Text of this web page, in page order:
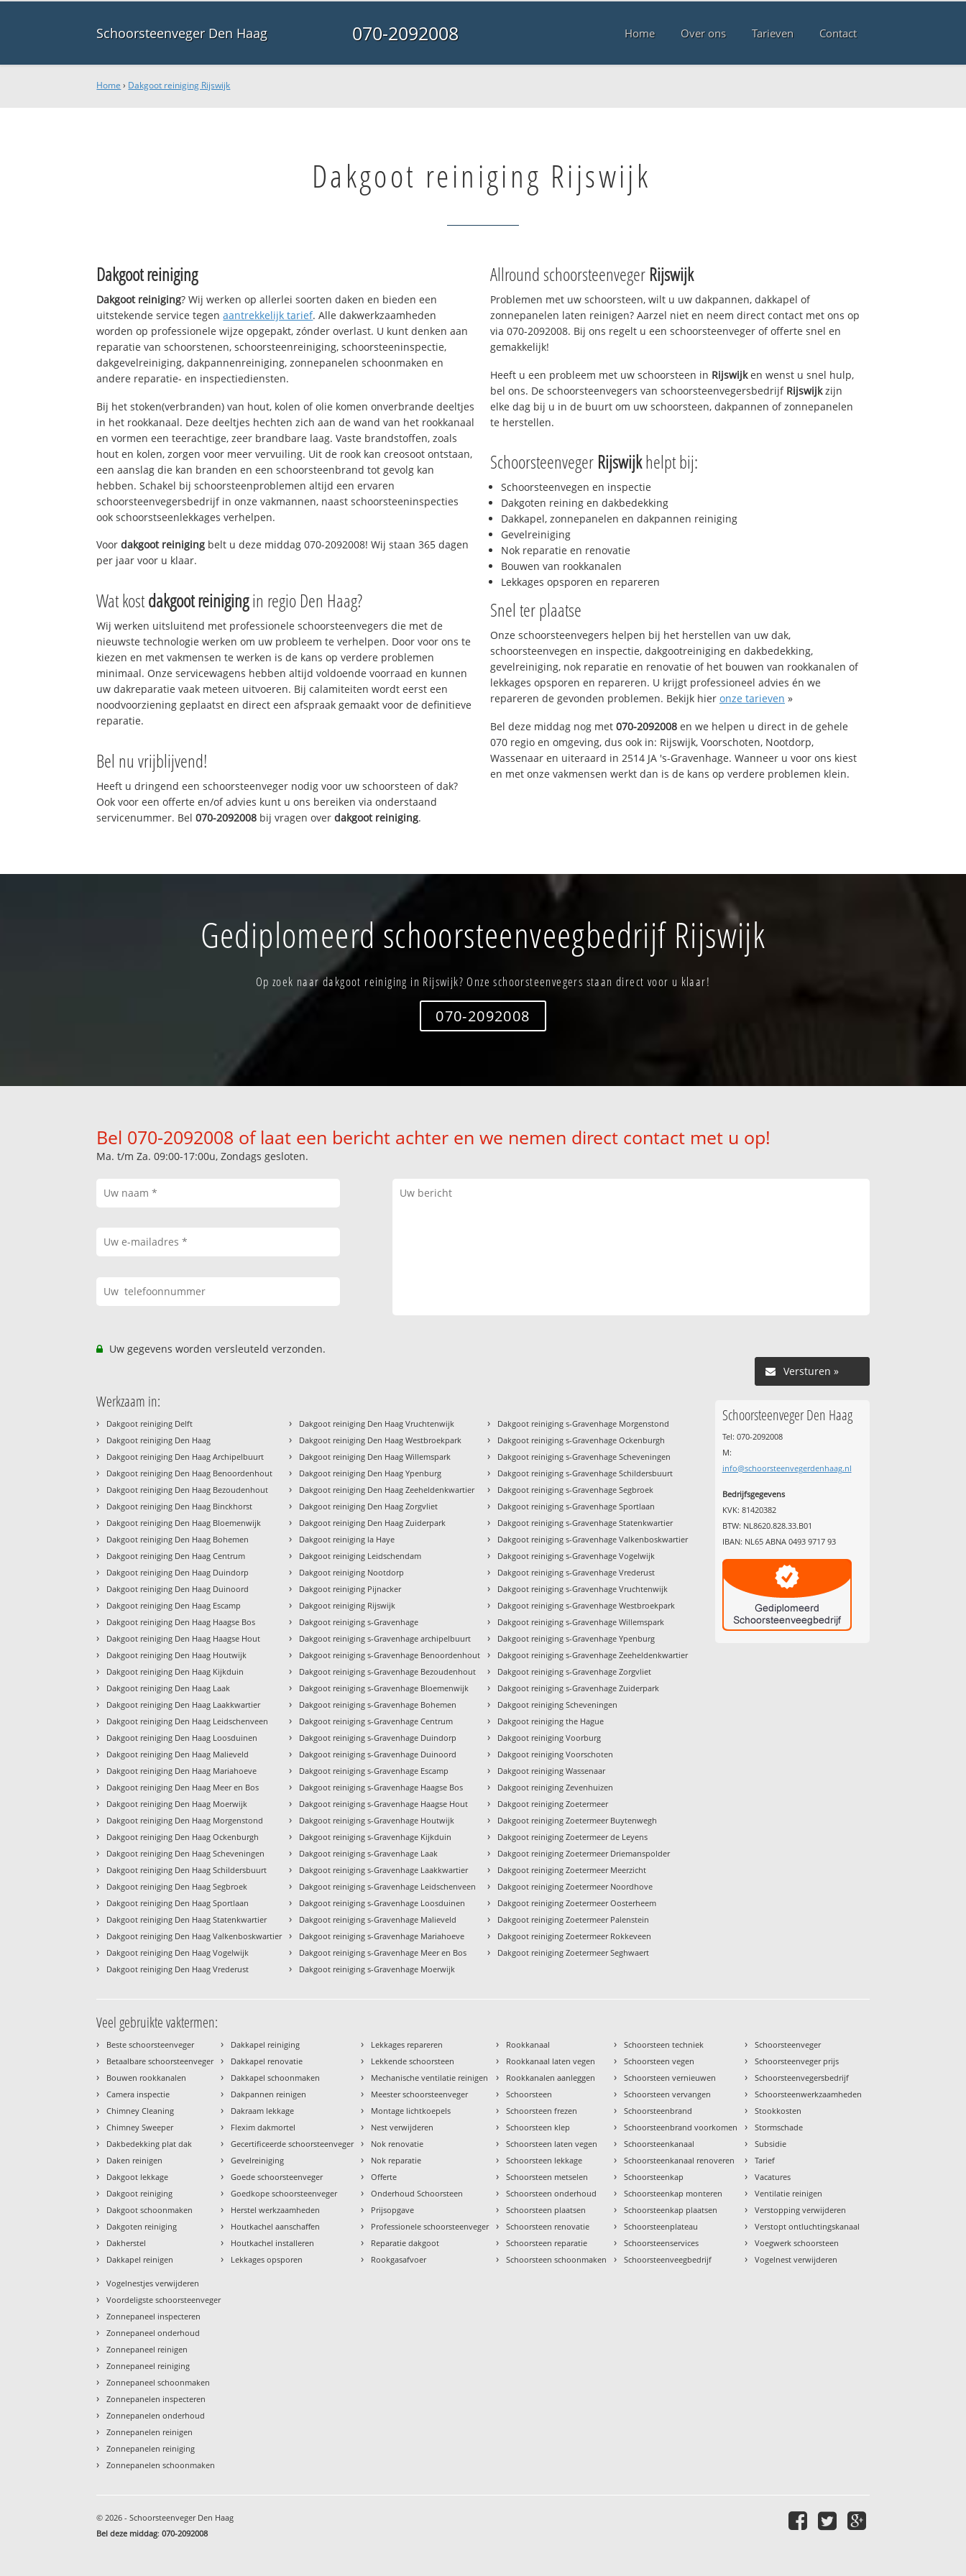
Schoorsteenveger Den Haag 070-2092008 Home Over ons Tarieven Contact
Home › Dakgoot reiniging Rijswijk
Dakgoot reiniging Rijswijk
Dakgoot reiniging
Dakgoot reiniging? Wij werken op allerlei soorten daken en bieden een
uitstekende service tegenaantrekkelijk tarief. Alle dakwerkzaamheden
worden op professionele wijze opgepakt, zónder overlast. U kunt denken aan
reparatie van schoorstenen, schoorsteenreiniging, schoorsteeninspectie,
dakgevelreiniging, dakpannenreiniging, zonnepanelen schoonmaken en
andere reparatie- en inspectiediensten.
Bij het stoken(verbranden) van hout, kolen of olie komen onverbrande deeltjes
in het rookkanaal. Deze deeltjes hechten zich aan de wand van het rookkanaal
en vormen een teerachtige, zeer brandbare laag. Vaste brandstoffen, zoals
hout en kolen, zorgen voor meer vervuiling. Uit de rook kan creosoot ontstaan,
een aanslag die kan branden en een schoorsteenbrand tot gevolg kan
hebben. Schakel bij schoorsteenproblemen altijd een ervaren
schoorsteenvegersbedrijf in onze vakmannen, naast schoorsteeninspecties
ook schoorstseenlekkages verhelpen.
Voordakgoot reiniging belt u deze middag 070-2092008! Wij staan 365 dagen
per jaar voor u klaar.
Wat kostdakgoot reinigingin regio Den Haag?
Wij werken uitsluitend met professionele schoorsteenvegers die met de
nieuwste technologie werken om uw probleem te verhelpen. Door voor ons te
kiezen en met vakmensen te werken is de kans op verdere problemen
minimaal. Onze servicewagens hebben altijd voldoende voorraad en kunnen
uw dakreparatie vaak meteen uitvoeren. Bij calamiteiten wordt eerst een
noodvoorziening geplaatst en direct een afspraak gemaakt voor de definitieve
reparatie.
Bel nu vrijblijvend!
Heeft u dringend een schoorsteenveger nodig voor uw schoorsteen of dak?
Ook voor een offerte en/of advies kunt u ons bereiken via onderstaand
servicenummer. Bel070-2092008 bij vragen overdakgoot reiniging.
Allround schoorsteenveger Rijswijk
Problemen met uw schoorsteen, wilt u uw dakpannen, dakkapel of
zonnepanelen laten reinigen? Aarzel niet en neem direct contact met ons op
via 070-2092008. Bij ons regelt u een schoorsteenveger of offerte snel en
gemakkelijk!
Heeft u een probleem met uw schoorsteen in Rijswijken wenst u snel hulp,
bel ons. De schoorsteenvegers van schoorsteenvegersbedrijf Rijswijkzijn
elke dag bij u in de buurt om uw schoorsteen, dakpannen of zonnepanelen
te herstellen.
Schoorsteenveger Rijswijkhelpt bij:
Schoorsteenvegen en inspectie
Dakgoten reining en dakbedekking
Dakkapel, zonnepanelen en dakpannen reiniging
Gevelreiniging
Nok reparatie en renovatie
Bouwen van rookkanalen
Lekkages opsporen en repareren
Snel ter plaatse
Onze schoorsteenvegers helpen bij het herstellen van uw dak,
schoorsteenvegen en inspectie, dakgootreiniging en dakbedekking,
gevelreiniging, nok reparatie en renovatie of het bouwen van rookkanalen of
lekkages opsporen en repareren. U krijgt professioneel advies én we
repareren de gevonden problemen. Bekijk hier onze tarieven »
Bel deze middag nog met 070-2092008 en we helpen u direct in de gehele
070 regio en omgeving, dus ook in: Rijswijk, Voorschoten, Nootdorp,
Wassenaar en uiteraard in 2514 JA 's-Gravenhage. Wanneer u voor ons kiest
en met onze vakmensen werkt dan is de kans op verdere problemen klein.
Gediplomeerd schoorsteenveegbedrijf Rijswijk
Op zoek naar dakgoot reiniging in Rijswijk? Onze schoorsteenvegers staan direct voor u klaar!
070-2092008
Bel 070-2092008 of laat een bericht achter en we nemen direct contact met u op!
Ma. t/m Za. 09:00-17:00u, Zondags gesloten.
Uw gegevens worden versleuteld verzonden.
Versturen »
Werkzaam in:
› Dakgoot reiniging Delft
› Dakgoot reiniging Den Haag
› Dakgoot reiniging Den Haag Archipelbuurt
› Dakgoot reiniging Den Haag Benoordenhout
› Dakgoot reiniging Den Haag Bezoudenhout
› Dakgoot reiniging Den Haag Binckhorst
› Dakgoot reiniging Den Haag Bloemenwijk
› Dakgoot reiniging Den Haag Bohemen
› Dakgoot reiniging Den Haag Centrum
› Dakgoot reiniging Den Haag Duindorp
› Dakgoot reiniging Den Haag Duinoord
› Dakgoot reiniging Den Haag Escamp
› Dakgoot reiniging Den Haag Haagse Bos
› Dakgoot reiniging Den Haag Haagse Hout
› Dakgoot reiniging Den Haag Houtwijk
› Dakgoot reiniging Den Haag Kijkduin
› Dakgoot reiniging Den Haag Laak
› Dakgoot reiniging Den Haag Laakkwartier
› Dakgoot reiniging Den Haag Leidschenveen
› Dakgoot reiniging Den Haag Loosduinen
› Dakgoot reiniging Den Haag Malieveld
› Dakgoot reiniging Den Haag Mariahoeve
› Dakgoot reiniging Den Haag Meer en Bos
› Dakgoot reiniging Den Haag Moerwijk
› Dakgoot reiniging Den Haag Morgenstond
› Dakgoot reiniging Den Haag Ockenburgh
› Dakgoot reiniging Den Haag Scheveningen
› Dakgoot reiniging Den Haag Schildersbuurt
› Dakgoot reiniging Den Haag Segbroek
› Dakgoot reiniging Den Haag Sportlaan
› Dakgoot reiniging Den Haag Statenkwartier
› Dakgoot reiniging Den Haag Valkenboskwartier
› Dakgoot reiniging Den Haag Vogelwijk
› Dakgoot reiniging Den Haag Vrederust
› Dakgoot reiniging Den Haag Vruchtenwijk
› Dakgoot reiniging Den Haag Westbroekpark
› Dakgoot reiniging Den Haag Willemspark
› Dakgoot reiniging Den Haag Ypenburg
› Dakgoot reiniging Den Haag Zeeheldenkwartier
› Dakgoot reiniging Den Haag Zorgvliet
› Dakgoot reiniging Den Haag Zuiderpark
› Dakgoot reiniging la Haye
› Dakgoot reiniging Leidschendam
› Dakgoot reiniging Nootdorp
› Dakgoot reiniging Pijnacker
› Dakgoot reiniging Rijswijk
› Dakgoot reiniging s-Gravenhage
› Dakgoot reiniging s-Gravenhage archipelbuurt
› Dakgoot reiniging s-Gravenhage Benoordenhout
› Dakgoot reiniging s-Gravenhage Bezoudenhout
› Dakgoot reiniging s-Gravenhage Bloemenwijk
› Dakgoot reiniging s-Gravenhage Bohemen
› Dakgoot reiniging s-Gravenhage Centrum
› Dakgoot reiniging s-Gravenhage Duindorp
› Dakgoot reiniging s-Gravenhage Duinoord
› Dakgoot reiniging s-Gravenhage Escamp
› Dakgoot reiniging s-Gravenhage Haagse Bos
› Dakgoot reiniging s-Gravenhage Haagse Hout
› Dakgoot reiniging s-Gravenhage Houtwijk
› Dakgoot reiniging s-Gravenhage Kijkduin
› Dakgoot reiniging s-Gravenhage Laak
› Dakgoot reiniging s-Gravenhage Laakkwartier
› Dakgoot reiniging s-Gravenhage Leidschenveen
› Dakgoot reiniging s-Gravenhage Loosduinen
› Dakgoot reiniging s-Gravenhage Malieveld
› Dakgoot reiniging s-Gravenhage Mariahoeve
› Dakgoot reiniging s-Gravenhage Meer en Bos
› Dakgoot reiniging s-Gravenhage Moerwijk
› Dakgoot reiniging s-Gravenhage Morgenstond
› Dakgoot reiniging s-Gravenhage Ockenburgh
› Dakgoot reiniging s-Gravenhage Scheveningen
› Dakgoot reiniging s-Gravenhage Schildersbuurt
› Dakgoot reiniging s-Gravenhage Segbroek
› Dakgoot reiniging s-Gravenhage Sportlaan
› Dakgoot reiniging s-Gravenhage Statenkwartier
› Dakgoot reiniging s-Gravenhage Valkenboskwartier
› Dakgoot reiniging s-Gravenhage Vogelwijk
› Dakgoot reiniging s-Gravenhage Vrederust
› Dakgoot reiniging s-Gravenhage Vruchtenwijk
› Dakgoot reiniging s-Gravenhage Westbroekpark
› Dakgoot reiniging s-Gravenhage Willemspark
› Dakgoot reiniging s-Gravenhage Ypenburg
› Dakgoot reiniging s-Gravenhage Zeeheldenkwartier
› Dakgoot reiniging s-Gravenhage Zorgvliet
› Dakgoot reiniging s-Gravenhage Zuiderpark
› Dakgoot reiniging Scheveningen
› Dakgoot reiniging the Hague
› Dakgoot reiniging Voorburg
› Dakgoot reiniging Voorschoten
› Dakgoot reiniging Wassenaar
› Dakgoot reiniging Zevenhuizen
› Dakgoot reiniging Zoetermeer
› Dakgoot reiniging Zoetermeer Buytenwegh
› Dakgoot reiniging Zoetermeer de Leyens
› Dakgoot reiniging Zoetermeer Driemanspolder
› Dakgoot reiniging Zoetermeer Meerzicht
› Dakgoot reiniging Zoetermeer Noordhove
› Dakgoot reiniging Zoetermeer Oosterheem
› Dakgoot reiniging Zoetermeer Palenstein
› Dakgoot reiniging Zoetermeer Rokkeveen
› Dakgoot reiniging Zoetermeer Seghwaert
Schoorsteenveger Den Haag
Tel: 070-2092008
M:
info@schoorsteenvegerdenhaag.nl
Bedrijfsgegevens
KVK: 81420382
BTW: NL8620.828.33.B01
IBAN: NL65 ABNA 0493 9717 93
Veel gebruikte vaktermen:
› Beste schoorsteenveger
› Betaalbare schoorsteenveger
› Bouwen rookkanalen
› Camera inspectie
› Chimney Cleaning
› Chimney Sweeper
› Dakbedekking plat dak
› Daken reinigen
› Dakgoot lekkage
› Dakgoot reiniging
› Dakgoot schoonmaken
› Dakgoten reiniging
› Dakherstel
› Dakkapel reinigen
› Dakkapel reiniging
› Dakkapel renovatie
› Dakkapel schoonmaken
› Dakpannen reinigen
› Dakraam lekkage
› Flexim dakmortel
› Gecertificeerde schoorsteenveger
› Gevelreiniging
› Goede schoorsteenveger
› Goedkope schoorsteenveger
› Herstel werkzaamheden
› Houtkachel aanschaffen
› Houtkachel installeren
› Lekkages opsporen
› Lekkages repareren
› Lekkende schoorsteen
› Mechanische ventilatie reinigen
› Meester schoorsteenveger
› Montage lichtkoepels
› Nest verwijderen
› Nok renovatie
› Nok reparatie
› Offerte
› Onderhoud Schoorsteen
› Prijsopgave
› Professionele schoorsteenveger
› Reparatie dakgoot
› Rookgasafvoer
› Rookkanaal
› Rookkanaal laten vegen
› Rookkanalen aanleggen
› Schoorsteen
› Schoorsteen frezen
› Schoorsteen klep
› Schoorsteen laten vegen
› Schoorsteen lekkage
› Schoorsteen metselen
› Schoorsteen onderhoud
› Schoorsteen plaatsen
› Schoorsteen renovatie
› Schoorsteen reparatie
› Schoorsteen schoonmaken
› Schoorsteen techniek
› Schoorsteen vegen
› Schoorsteen vernieuwen
› Schoorsteen vervangen
› Schoorsteenbrand
› Schoorsteenbrand voorkomen
› Schoorsteenkanaal
› Schoorsteenkanaal renoveren
› Schoorsteenkap
› Schoorsteenkap monteren
› Schoorsteenkap plaatsen
› Schoorsteenplateau
› Schoorsteenservices
› Schoorsteenveegbedrijf
› Schoorsteenveger
› Schoorsteenveger prijs
› Schoorsteenvegersbedrijf
› Schoorsteenwerkzaamheden
› Stookkosten
› Stormschade
› Subsidie
› Tarief
› Vacatures
› Ventilatie reinigen
› Verstopping verwijderen
› Verstopt ontluchtingskanaal
› Voegwerk schoorsteen
› Vogelnest verwijderen
› Vogelnestjes verwijderen
› Voordeligste schoorsteenveger
› Zonnepaneel inspecteren
› Zonnepaneel onderhoud
› Zonnepaneel reinigen
› Zonnepaneel reiniging
› Zonnepaneel schoonmaken
› Zonnepanelen inspecteren
› Zonnepanelen onderhoud
› Zonnepanelen reinigen
› Zonnepanelen reiniging
› Zonnepanelen schoonmaken
© 2026 - Schoorsteenveger Den Haag
Bel deze middag:070-2092008